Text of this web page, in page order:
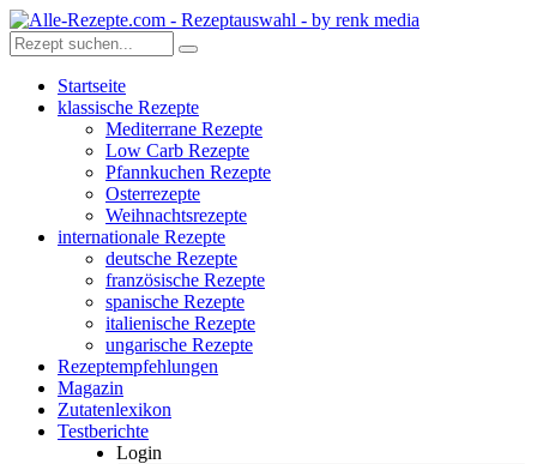
Startseite
klassische Rezepte
Mediterrane Rezepte
Low Carb Rezepte
Pfannkuchen Rezepte
Osterrezepte
Weihnachtsrezepte
internationale Rezepte
deutsche Rezepte
französische Rezepte
spanische Rezepte
italienische Rezepte
ungarische Rezepte
Rezeptempfehlungen
Magazin
Zutatenlexikon
Testberichte
Login